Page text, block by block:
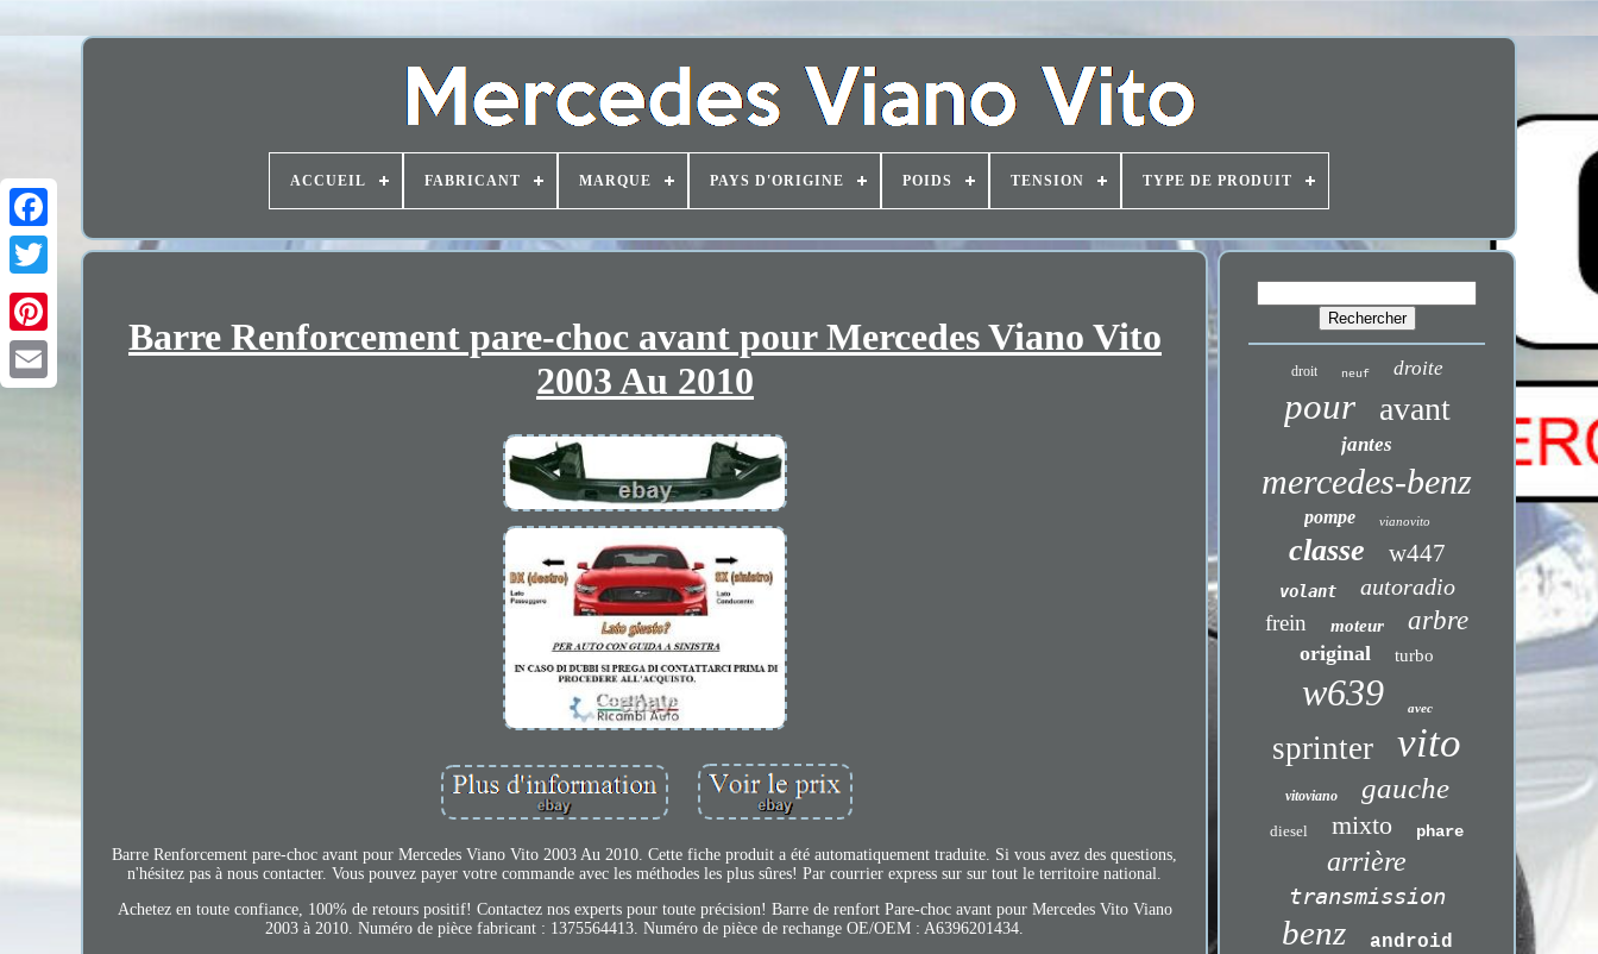
ACCUEIL FABRICANT MARQUE PAYS D'ORIGINE POIDS TENSION TYPE DE PRODUIT
Barre Renforcement pare-choc avant pour Mercedes Viano Vito
2003 Au 2010
Barre Renforcement pare-choc avant pour Mercedes Viano Vito 2003 Au 2010. Cette fiche produit a été automatiquement traduite. Si vous avez des questions,
n'hésitez pas à nous contacter. Vous pouvez payer votre commande avec les méthodes les plus sûres! Par courrier express sur sur tout le territoire national.
Achetez en toute confiance, 100% de retours positif! Contactez nos experts pour toute précision! Barre de renfort Pare-choc avant pour Mercedes Vito Viano
2003 à 2010. Numéro de pièce fabricant : 1375564413. Numéro de pièce de rechange OE/OEM : A6396201434.
droit neuf droite
pour avant
jantes
mercedes-benz
pompe vianovito
classe w447
volant autoradio
frein moteur arbre
original turbo
w639 avec
sprinter vito
vitoviano gauche
diesel mixto phare
arrière
transmission
benz android